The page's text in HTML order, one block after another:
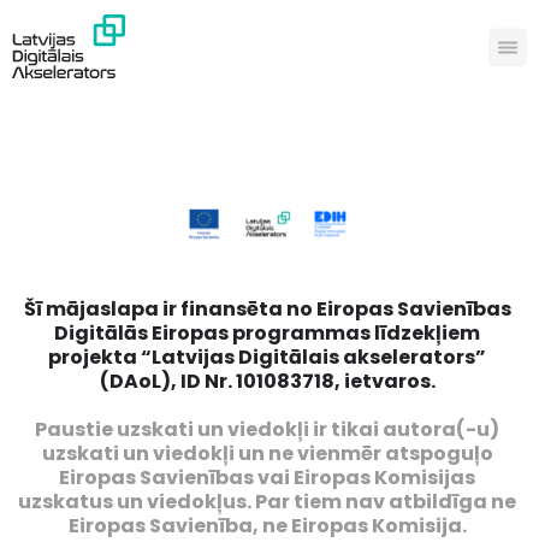
Šī mājaslapa ir finansēta no Eiropas Savienības
Digitālās Eiropas programmas līdzekļiem
projekta “Latvijas Digitālais akselerators”
(DAoL), ID Nr. 101083718, ietvaros.
Paustie uzskati un viedokļi ir tikai autora(-u)
uzskati un viedokļi un ne vienmēr atspoguļo
Eiropas Savienības vai Eiropas Komisijas
uzskatus un viedokļus. Par tiem nav atbildīga ne
Eiropas Savienība, ne Eiropas Komisija.